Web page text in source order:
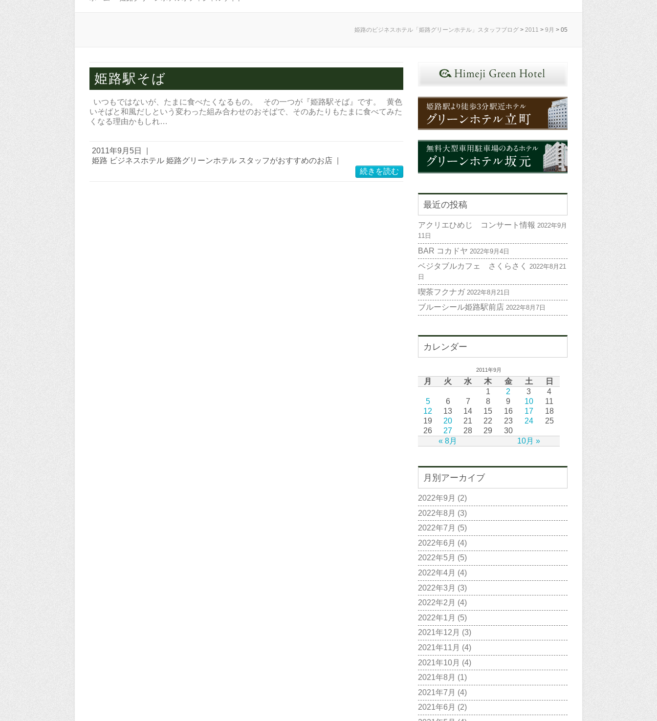
姫路のビジネスホテル「姫路グリーンホテル」スタッフブログ > 2011 > 9月 > 05
姫路駅そば
いつもではないが、たまに食べたくなるもの。 その一つが『姫路駅そば』です。 黄色
いそばと和風だしという変わった組み合わせのおそばで、そのあたりもたまに食べてみた
くなる理由かもしれ…
2011年9月5日
姫路 ビジネスホテル 姫路グリーンホテル スタッフがおすすめのお店
続きを読む
最近の投稿
アクリエひめじ コンサート情報 2022年9月
11日
BAR コカドヤ 2022年9月4日
ベジタブルカフェ さくらさく
2022年8月21
日
喫茶フクナガ 2022年8月21日
ブルーシール姫路駅前店 2022年8月7日
カレンダー
2011年9月
月 火 水 木 金 土 日
« 8月 10月 »
1 2 3
4
5
6 7 8 9 10
11
12
13 14 15 16 17
18
19
20 21 22 23 24
25
26
27 28 29 30
月別アーカイブ
2022年9月 (2)
2022年8月 (3)
2022年7月 (5)
2022年6月 (4)
2022年5月 (5)
2022年4月 (4)
2022年3月 (3)
2022年2月 (4)
2022年1月 (5)
2021年12月 (3)
2021年11月 (4)
2021年10月 (4)
2021年8月 (1)
2021年7月 (4)
2021年6月 (2)